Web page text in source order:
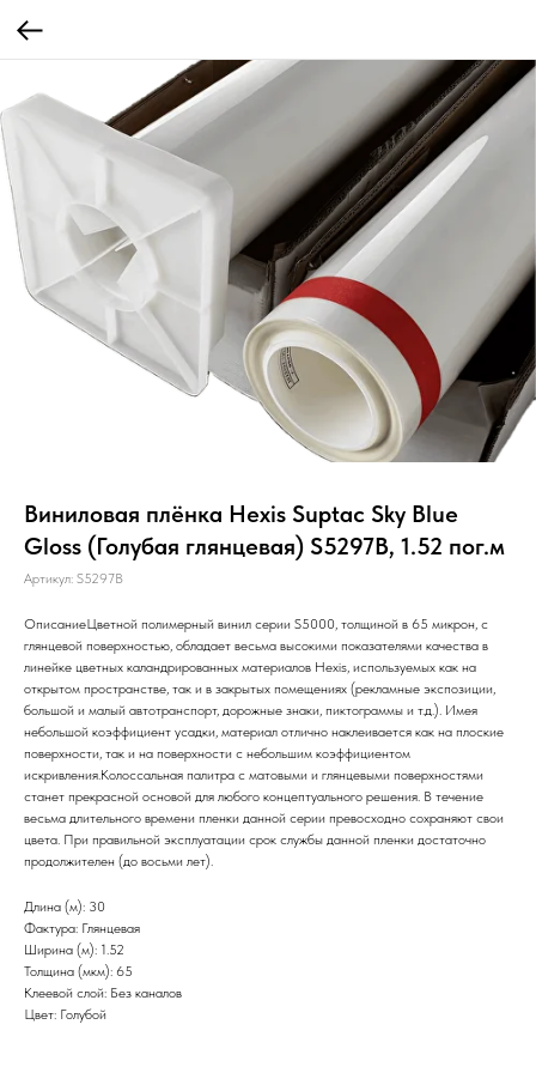
Виниловая плёнка Hexis Suptac Sky Blue
Gloss (Голубая глянцевая) S5297B, 1.52 пог.м
Артикул: S5297B
ОписаниеЦветной полимерный винил серии S5000, толщиной в 65 микрон, с
глянцевой поверхностью, обладает весьма высокими показателями качества в
линейке цветных каландрированных материалов Hexis, используемых как на
открытом пространстве, так и в закрытых помещениях (рекламные экспозиции,
большой и малый автотранспорт, дорожные знаки, пиктограммы и т.д.). Имея
небольшой коэффициент усадки, материал отлично наклеивается как на плоские
поверхности, так и на поверхности с небольшим коэффициентом
искривления.Колоссальная палитра с матовыми и глянцевыми поверхностями
станет прекрасной основой для любого концептуального решения. В течение
весьма длительного времени пленки данной серии превосходно сохраняют свои
цвета. При правильной эксплуатации срок службы данной пленки достаточно
продолжителен (до восьми лет).
Длина (м): 30
Фактура: Глянцевая
Ширина (м): 1.52
Толщина (мкм): 65
Клеевой слой: Без каналов
Цвет: Голубой